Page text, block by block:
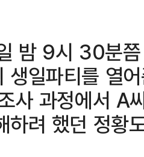
밤 9시 30분
생일파티를 열
사 과정에서 A
하려 했던 정황